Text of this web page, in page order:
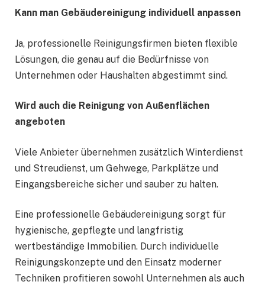
Kann man Gebäudereinigung individuell anpassen
Ja, professionelle Reinigungsfirmen bieten flexible
Lösungen, die genau auf die Bedürfnisse von
Unternehmen oder Haushalten abgestimmt sind.
Wird auch die Reinigung von Außenflächen
angeboten
Viele Anbieter übernehmen zusätzlich Winterdienst
und Streudienst, um Gehwege, Parkplätze und
Eingangsbereiche sicher und sauber zu halten.
Eine professionelle Gebäudereinigung sorgt für
hygienische, gepflegte und langfristig
wertbeständige Immobilien. Durch individuelle
Reinigungskonzepte und den Einsatz moderner
Techniken profitieren sowohl Unternehmen als auch